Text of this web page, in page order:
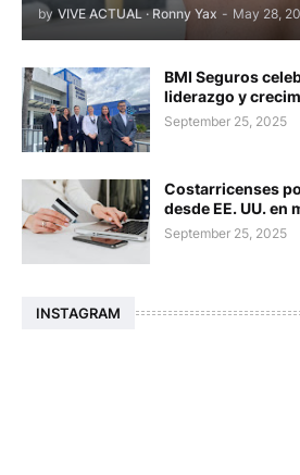
by VIVE ACTUAL · Ronny Yax - May 28,
BMI Seguros
liderazgo y
September 25, 2025
Costarricenses
desde EE. UU. en
September 25, 2025
INSTAGRAM